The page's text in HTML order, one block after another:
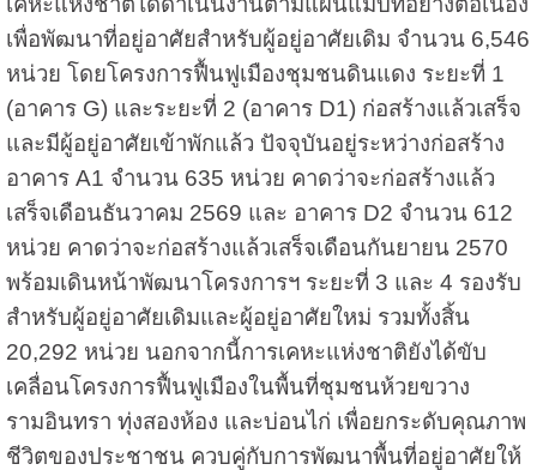
เพื่อพัฒนาที่อยู่อาศัยสำหรับผู้อยู่อาศัยเดิม จำนวน 6,546
หน่วย โดยโครงการฟื้นฟูเมืองชุมชนดินแดง ระยะที่ 1
(อาคาร G) และระยะที่ 2 (อาคาร D1) ก่อสร้างแล้วเสร็จ
และมีผู้อยู่อาศัยเข้าพักแล้ว ปัจจุบันอยู่ระหว่างก่อสร้าง
อาคาร A1 จำนวน 635 หน่วย คาดว่าจะก่อสร้างแล้ว
เสร็จเดือนธันวาคม 2569 และ อาคาร D2 จำนวน 612
หน่วย คาดว่าจะก่อสร้างแล้วเสร็จเดือนกันยายน 2570
พร้อมเดินหน้าพัฒนาโครงการฯ ระยะที่ 3 และ 4 รองรับ
สำหรับผู้อยู่อาศัยเดิมและผู้อยู่อาศัยใหม่ รวมทั้งสิ้น
20,292 หน่วย นอกจากนี้การเคหะแห่งชาติยังได้ขับ
เคลื่อนโครงการฟื้นฟูเมืองในพื้นที่ชุมชนห้วยขวาง
รามอินทรา ทุ่งสองห้อง และบ่อนไก่ เพื่อยกระดับคุณภาพ
ชีวิตของประชาชน ควบคู่กับการพัฒนาพื้นที่อยู่อาศัยให้